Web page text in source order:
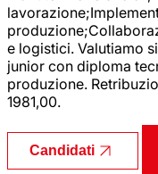
e logistici. Valutiamo
junior con diploma
produzione.
1981,00.
Candidati